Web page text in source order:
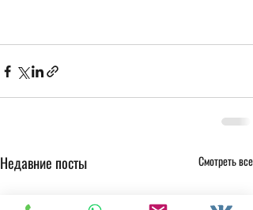
Недавние посты Смотреть все